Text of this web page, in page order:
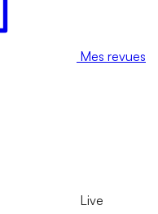
Mes revues
Live